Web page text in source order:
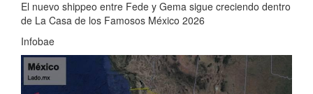
El nuevo shippeo entre Fede y Gema sigue creciendo dentro
de La Casa de los Famosos México 2026
Infobae